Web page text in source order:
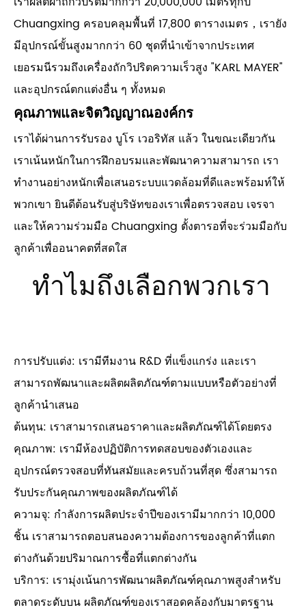
Chuangxing ครอบคลุมพื้นที่ 17,800 ตารางเมตร，เรายัง
มีอุปกรณ์ขั้นสูงมากกว่า 60 ชุดที่นำเข้าจากประเทศ
เยอรมนีรวมถึงเครื่องถักวิปริตความเร็วสูง "KARL MAYER"
และอุปกรณ์ตกแต่งอื่น ๆ ทั้งหมด
คุณภาพและจิตวิญญาณองค์กร
เราได้ผ่านการรับรอง บูโร เวอริทัส แล้ว ในขณะเดียวกัน
เราเน้นหนักในการฝึกอบรมและพัฒนาความสามารถ เรา
ทำงานอย่างหนักเพื่อเสนอระบบแวดล้อมที่ดีและพร้อมท์ให้
พวกเขา ยินดีต้อนรับสู่บริษัทของเราเพื่อตรวจสอบ เจรจา
และให้ความร่วมมือ Chuangxing ตั้งตารอที่จะร่วมมือกับ
ลูกค้าเพื่ออนาคตที่สดใส
ทำไมถึงเลือกพวกเรา
การปรับแต่ง: เรามีทีมงาน R&D ที่แข็งแกร่ง และเรา
สามารถพัฒนาและผลิตผลิตภัณฑ์ตามแบบหรือตัวอย่างที่
ลูกค้านำเสนอ
ต้นทุน: เราสามารถเสนอราคาและผลิตภัณฑ์ได้โดยตรง
คุณภาพ: เรามีห้องปฏิบัติการทดสอบของตัวเองและ
อุปกรณ์ตรวจสอบที่ทันสมัยและครบถ้วนที่สุด ซึ่งสามารถ
รับประกันคุณภาพของผลิตภัณฑ์ได้
ความจุ: กำลังการผลิตประจำปีของเรามีมากกว่า 10,000
ชิ้น เราสามารถตอบสนองความต้องการของลูกค้าที่แตก
ต่างกันด้วยปริมาณการซื้อที่แตกต่างกัน
บริการ: เรามุ่งเน้นการพัฒนาผลิตภัณฑ์คุณภาพสูงสำหรับ
ตลาดระดับบน ผลิตภัณฑ์ของเราสอดคล้องกับมาตรฐาน